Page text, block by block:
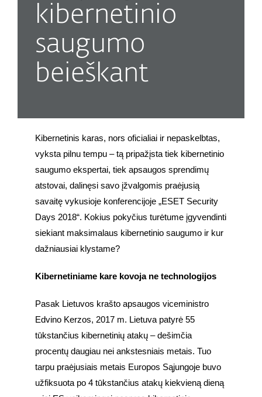
kibernetinio
saugumo
beieškant
Kibernetinis karas, nors oficialiai ir nepaskelbtas,
vyksta pilnu tempu – tą pripažįsta tiek kibernetinio
saugumo ekspertai, tiek apsaugos sprendimų
atstovai, dalinęsi savo įžvalgomis praėjusią
savaitę vykusioje konferencijoje „ESET Security
Days 2018“. Kokius pokyčius turėtume įgyvendinti
siekiant maksimalaus kibernetinio saugumo ir kur
dažniausiai klystame?
Kibernetiniame kare kovoja ne technologijos
Pasak Lietuvos krašto apsaugos viceministro
Edvino Kerzos, 2017 m. Lietuva patyrė 55
tūkstančius kibernetinių atakų – dešimčia
procentų daugiau nei ankstesniais metais. Tuo
tarpu praėjusiais metais Europos Sąjungoje buvo
užfiksuota po 4 tūkstančius atakų kiekvieną dieną